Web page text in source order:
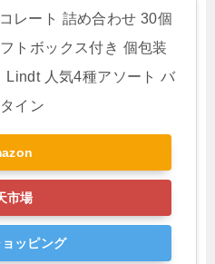
レート 詰め合わせ 30個
トボックス付き 個包装
Lindt 人気4種アソート バ
イン
市場
ッピング